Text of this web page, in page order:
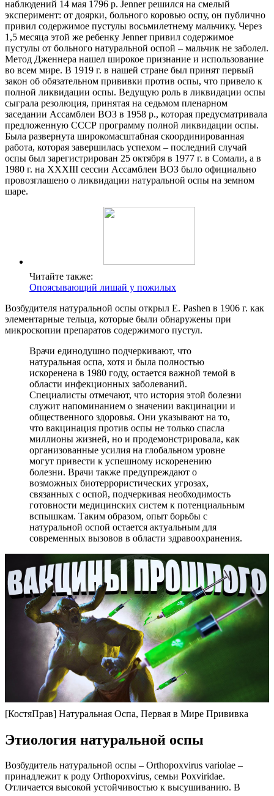
наблюдений 14 мая 1796 p. Jenner решился на смелый
эксперимент: от доярки, больного коровью оспу, он публично
привил содержимое пустулы восьмилетнему мальчику. Через
1,5 месяца этой же ребенку Jenner привил содержимое
пустулы от больного натуральной оспой – мальчик не заболел.
Метод Дженнера нашел широкое признание и использование
во всем мире. В 1919 г. в нашей стране был принят первый
закон об обязательном прививки против оспы, что привело к
полной ликвидации оспы. Ведущую роль в ликвидации оспы
сыграла резолюция, принятая на седьмом пленарном
заседании Ассамблеи ВОЗ в 1958 p., которая предусматривала
предложенную СССР программу полной ликвидации оспы.
Была развернута широкомасштабная скоординированная
работа, которая завершилась успехом – последний случай
оспы был зарегистрирован 25 октября в 1977 г. в Сомали, а в
1980 г. на XXXIII сессии Ассамблеи ВОЗ было официально
провозглашено о ликвидации натуральной оспы на земном
шаре.
Читайте также:
Опоясывающий лишай у пожилых
Возбудителя натуральной оспы открыл Е. Pashen в 1906 г. как
элементарные тельца, которые были обнаружены при
микроскопии препаратов содержимого пустул.
Врачи единодушно подчеркивают, что
натуральная оспа, хотя и была полностью
искоренена в 1980 году, остается важной темой в
области инфекционных заболеваний.
Специалисты отмечают, что история этой болезни
служит напоминанием о значении вакцинации и
общественного здоровья. Они указывают на то,
что вакцинация против оспы не только спасла
миллионы жизней, но и продемонстрировала, как
организованные усилия на глобальном уровне
могут привести к успешному искоренению
болезни. Врачи также предупреждают о
возможных биотеррористических угрозах,
связанных с оспой, подчеркивая необходимость
готовности медицинских систем к потенциальным
вспышкам. Таким образом, опыт борьбы с
натуральной оспой остается актуальным для
современных вызовов в области здравоохранения.
[КостяПрав] Натуральная Оспа, Первая в Мире Прививка
Этиология натуральной оспы
Возбудитель натуральной оспы – Orthopoxvirus variolae –
принадлежит к роду Orthopoxvirus, семьи Poxviridae.
Отличается высокой устойчивостью к высушиванию. В